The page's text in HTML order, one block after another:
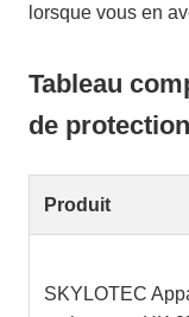
lorsque vous en
Tableau
de
Produit
SKYLOTEC